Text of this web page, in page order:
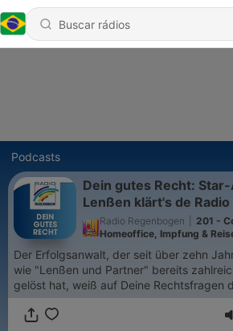
Podcasts
Dein gutes Recht:
Lenßen klärt's de
Radio Regenbogen
201 -
Homeoffice, Impfung &
Der Erfolgsanwalt, der seit über zehn
wie "Lenßen und Partner" bereits
gelöst hat, weiß auf Deine Rechtsfragen